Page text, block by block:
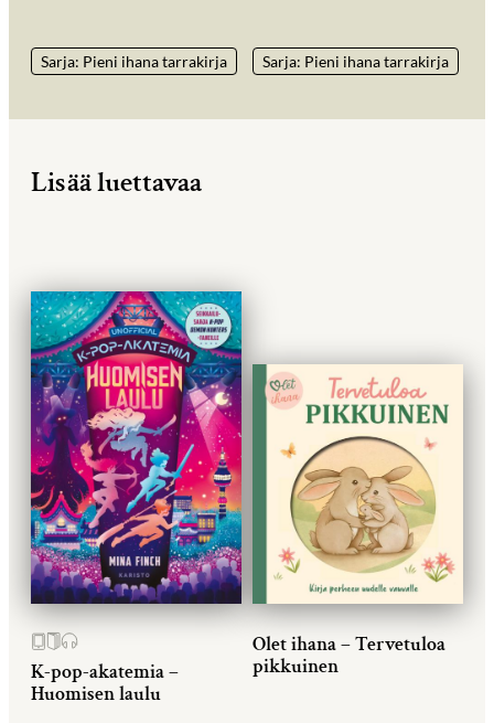
Sarja: Pieni ihana tarrakirja Sarja: Pieni ihana tarrakirja
Lisää luettavaa
K-pop-akatemia –
Huomisen laulu
Olet ihana – Tervetuloa
pikkuinen